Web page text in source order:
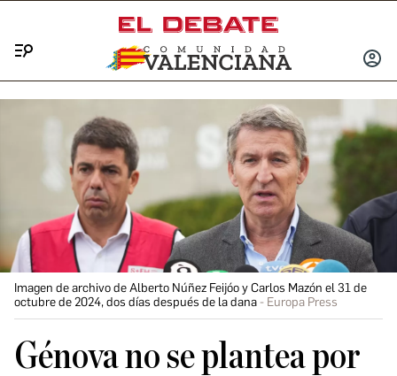
INICIAR
Imagen de archivo de Alberto Núñez Feijóo y Carlos Mazón el 31 de
octubre de 2024, dos días después de la dana
Europa Press
Génova no se plantea por